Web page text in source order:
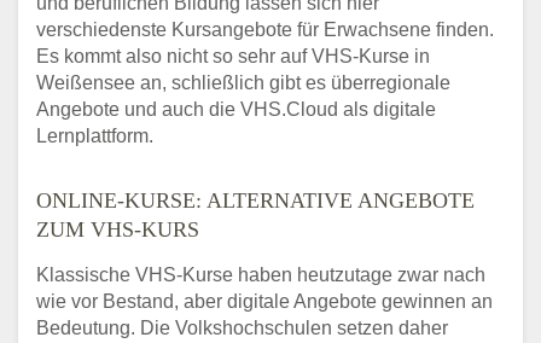
verschiedenste Kursangebote für Erwachsene finden.
Es kommt also nicht so sehr auf VHS-Kurse in
Weißensee an, schließlich gibt es überregionale
Angebote und auch die VHS.Cloud als digitale
Lernplattform.
ONLINE-KURSE: ALTERNATIVE ANGEBOTE
ZUM VHS-KURS
Klassische VHS-Kurse haben heutzutage zwar nach
wie vor Bestand, aber digitale Angebote gewinnen an
Bedeutung. Die Volkshochschulen setzen daher